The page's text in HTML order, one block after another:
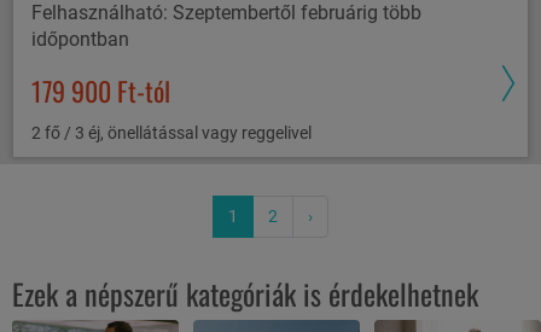
Felhasználható: Szeptembertől februárig több
időpontban
179 900 Ft-tól
2 fő / 3 éj, önellátással vagy reggelivel
1 2 ›
Ezek a népszerű kategóriák is érdekelhetnek